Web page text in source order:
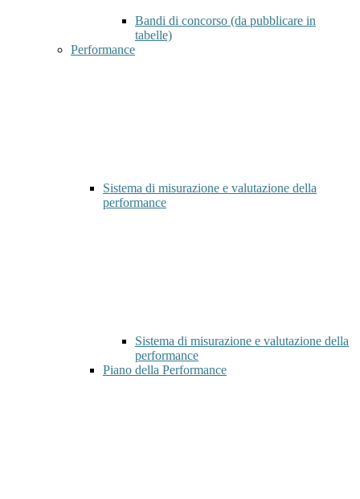
Bandi di concorso (da pubblicare in
tabelle)
Performance
Sistema di misurazione e valutazione della
performance
Sistema di misurazione e valutazione della
performance
Piano della Performance